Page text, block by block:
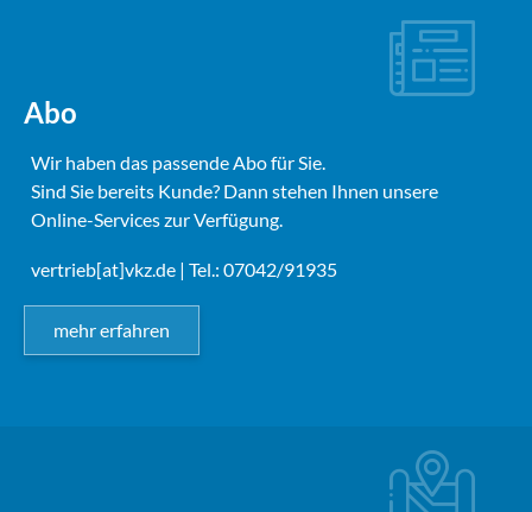
Abo
Wir haben das passende Abo für Sie.
Sind Sie bereits Kunde? Dann stehen Ihnen unsere
Online-Services zur Verfügung.
vertrieb[at]vkz.de | Tel.: 07042/91935
mehr erfahren